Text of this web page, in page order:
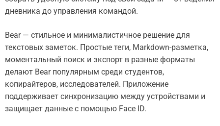
дневника до управления командой.
Bear — стильное и минималистичное решение для
текстовых заметок. Простые теги, Markdown-разметка,
моментальный поиск и экспорт в разные форматы
делают Bear популярным среди студентов,
копирайтеров, исследователей. Приложение
поддерживает синхронизацию между устройствами и
защищает данные с помощью Face ID.